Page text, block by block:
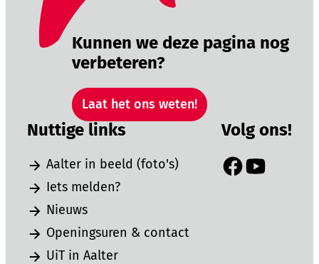
Kunnen we deze pagina nog
verbeteren?
Laat het ons weten!
Nuttige links
Aalter in beeld (foto's)
Iets melden?
Nieuws
Openingsuren & contact
UiT in Aalter
Volg ons!
Facebook
YouTube